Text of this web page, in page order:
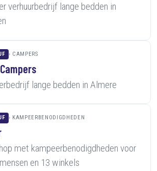
verhuurbedrijf lange bedden in
CAMPERS
lange bedden in Almere
KAMPEERBENODIGDHEDEN
met kampeerbenodigdheden voor
en 13 winkels